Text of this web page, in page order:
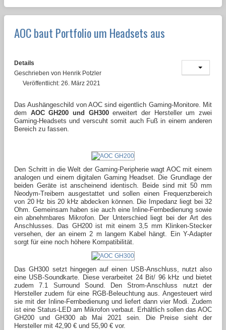
AOC baut Portfolio um Headsets aus
Details
Geschrieben von Henrik Potzler
Veröffentlicht: 26. März 2021
Das Aushängeschild von AOC sind eigentlich Gaming-Monitore. Mit
dem AOC GH200 und GH300erweitert der Hersteller um zwei
Gaming-Headsets und verscuht somit auch Fuß in einem anderen
Bereich zu fassen.
Den Schritt in die Welt der Gaming-Peripherie wagt AOC mit einem
analogen und einem digitalen Gaming Headset. Die Grundlage der
beiden Geräte ist anscheinend identisch. Beide sind mit 50 mm
Neodym-Treibern ausgestattet und sollen einen Frequenzbereich
von 20 Hz bis 20 kHz abdecken können. Die Impedanz liegt bei 32
Ohm. Gemeinsam haben sie auch eine Inline-Fernbedienung sowie
ein abnehmbares Mikrofon. Der Unterschied liegt bei der Art des
Anschlusses. Das GH200 ist mit einem 3,5 mm Klinken-Stecker
versehen, der an einem 2 m langem Kabel hängt. Ein Y-Adapter
sorgt für eine noch höhere Kompatibilität.
Das GH300 setzt hingegen auf einen USB-Anschluss, nutzt also
eine USB-Soundkarte. Diese verarbeitet 24 Bit/ 96 kHz und bietet
zudem 7.1 Surround Sound. Den Strom-Anschluss nutzt der
Hersteller zudem für eine RGB-Beleuchtung aus. Angesteuert wird
sie mit der Inline-Fernbedienung und liefert dann vier Modi. Zudem
ist eine Status-LED am Mikrofon verbaut. Erhältlich sollen das AOC
GH200 und GH300 ab Mai 2021 sein. Die Preise sieht der
Hersteller mit 42,90 € und 55,90 € vor.